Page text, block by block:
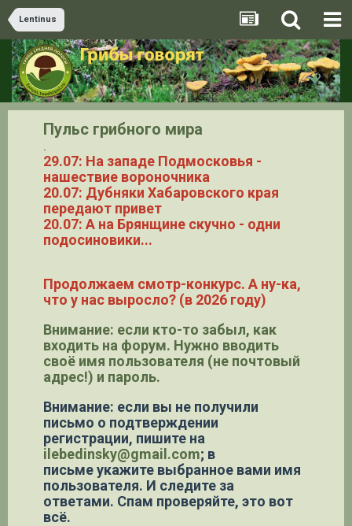
Lentinus
Пульс грибного мира
.
29.07: На западе Подмосковья -
нашествие вороночника
20.07: Дубняки Хабаровского края
передают привет
20.07: А на Брянщине скучно - одни
подосиновики...
Продолжаем смотр-конкурс. А ну-ка,
что у нас выросло? (в 2026 году)
Внимание: если кто-то забыл, как
входить на форум. Нужно вводить
своё имя пользователя (не почтовый
адрес!) и пароль.
Внимание: если вы не получили
письмо о подтверждении
регистрации, пишите на
ilebedinsky@gmail.com; в
письме укажите выбранное вами имя
пользователя. И следите за
ответами. Спам проверяйте, это вот
всё.